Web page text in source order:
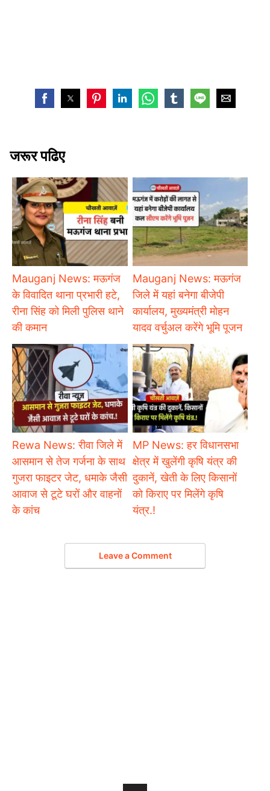
जरूर पढिए
Mauganj News: मऊगंज
के विवादित थाना प्रभारी हटे,
रीना सिंह को मिली पुलिस थाने
की कमान
Mauganj News: मऊगंज
जिले में यहां बनेगा बीजेपी
कार्यालय, मुख्यमंत्री मोहन
यादव वर्चुअल करेंगे भूमि पूजन
Rewa News: रीवा जिले में
आसमान से तेज गर्जना के साथ
गुजरा फाइटर जेट, धमाके जैसी
आवाज से टूटे घरों और वाहनों
के कांच
MP News: हर विधानसभा
क्षेत्र में खुलेंगी कृषि यंत्र की
दुकानें, खेती के लिए किसानों
को किराए पर मिलेंगे कृषि
यंत्र.!
Leave a Comment